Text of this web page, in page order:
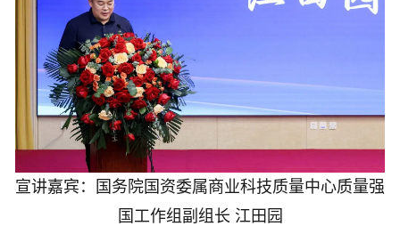
宣讲嘉宾：国务院国资委属商业科技质量中心质量强
国工作组副组长 江田园